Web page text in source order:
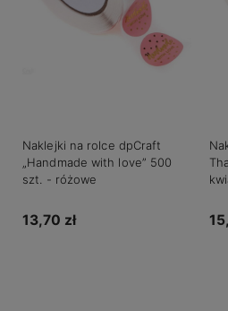
Naklejki na rolce dpCraft
„Handmade with love” 500
szt. - różowe
13,70 zł